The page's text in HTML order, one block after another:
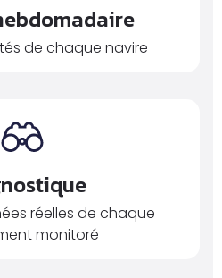
de chaque navire
réelles de chaque
monitoré